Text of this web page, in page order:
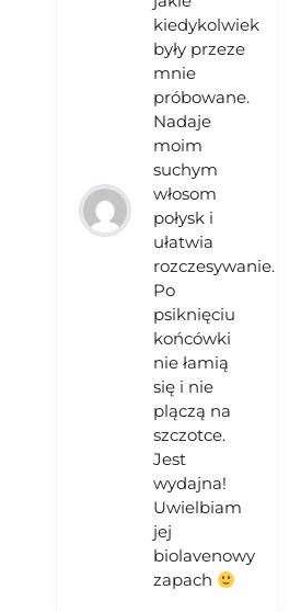
kiedykolwiek
były przeze
mnie
próbowane.
Nadaje
moim
suchym
włosom
połysk i
ułatwia
rozczesywanie.
Po
psiknięciu
końcówki
nie łamią
się i nie
plączą na
szczotce.
Jest
wydajna!
Uwielbiam
jej
biolavenowy
zapach